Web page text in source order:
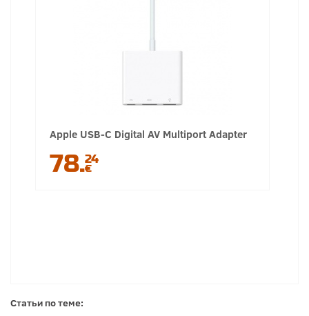
Apple USB-C Digital AV Multiport Adapter
78.24
€
Статьи по теме: